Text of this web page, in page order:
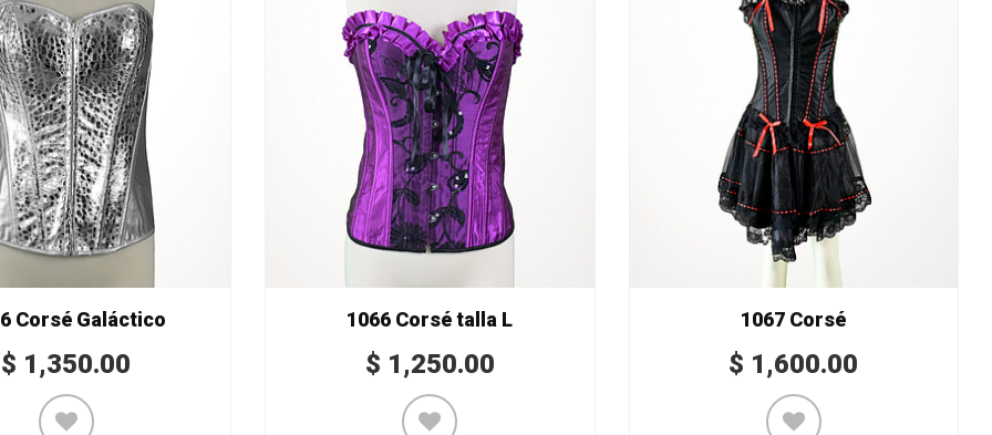
Corsé Galáctico
$ 1,350.00
1066 Corsé talla L
$ 1,250.00
1067 Corsé
$ 1,600.00